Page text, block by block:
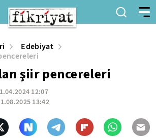
Edebiyat
şiir pencereleri
12:07
13:42